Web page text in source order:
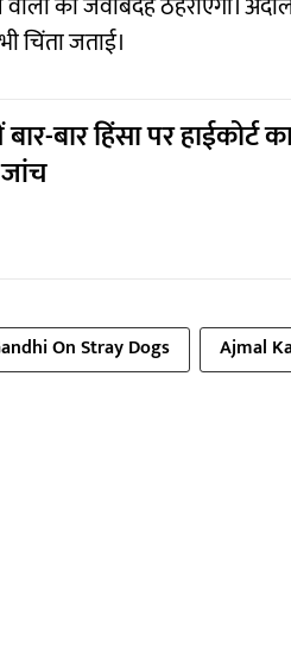
चिंता जताई।
बार-बार हिंसा पर
On Stray Dogs
Ajmal